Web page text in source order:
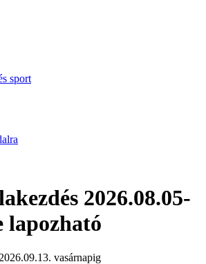
sport
2026.08.05-
lapozható
vasárnapig